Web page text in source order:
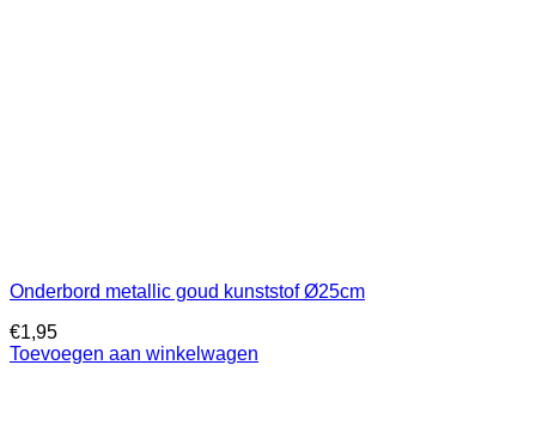
Onderbord metallic goud kunststof Ø25cm
€1,95
Toevoegen aan winkelwagen